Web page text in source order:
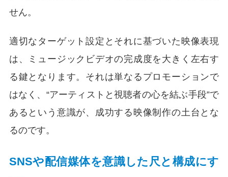
せん。
適切なターゲット設定とそれに基づいた映像表現
は、ミュージックビデオの完成度を大きく左右す
る鍵となります。それは単なるプロモーションで
はなく、“アーティストと視聴者の心を結ぶ手段”で
あるという意識が、成功する映像制作の土台とな
るのです。
SNSや配信媒体を意識した尺と構成にす